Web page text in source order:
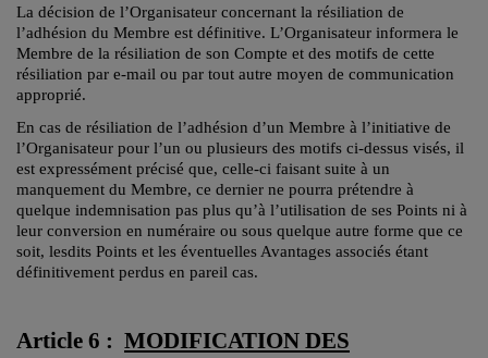
La décision de l’Organisateur concernant la résiliation de
l’adhésion du Membre est définitive. L’Organisateur informera le
Membre de la résiliation de son Compte et des motifs de cette
résiliation par e-mail ou par tout autre moyen de communication
approprié.
En cas de résiliation de l’adhésion d’un Membre à l’initiative de
l’Organisateur pour l’un ou plusieurs des motifs ci-dessus visés, il
est expressément précisé que, celle-ci faisant suite à un
manquement du Membre, ce dernier ne pourra prétendre à
quelque indemnisation pas plus qu’à l’utilisation de ses Points ni à
leur conversion en numéraire ou sous quelque autre forme que ce
soit, lesdits Points et les éventuelles Avantages associés étant
définitivement perdus en pareil cas.
Article 6 : MODIFICATION DES